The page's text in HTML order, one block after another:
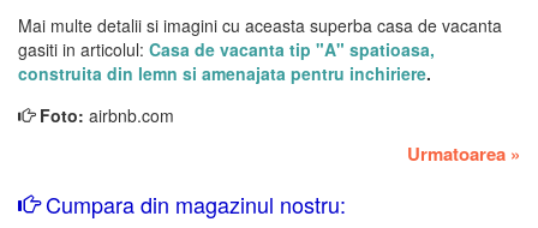
Mai multe detalii si imagini cu aceasta superba casa de vacanta
gasiti in articolul: Casa de vacanta tip "A" spatioasa,
construita din lemn si amenajata pentru inchiriere.
Foto: airbnb.com
Urmatoarea »
Cumpara din magazinul nostru: